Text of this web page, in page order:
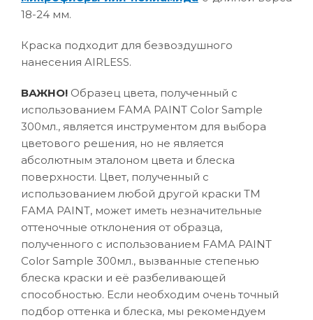
18-24 мм.
Краска подходит для безвоздушного
нанесения AIRLESS.
ВАЖНО! Образец цвета, полученный с
использованием FAMA PAINT Color Sample
300мл., является инструментом для выбора
цветового решения, но не является
абсолютным эталоном цвета и блеска
поверхности. Цвет, полученный с
использованием любой другой краски ТМ
FAMA PAINT, может иметь незначительные
оттеночные отклонения от образца,
полученного с использованием FAMA PAINT
Color Sample 300мл., вызванные степенью
блеска краски и её разбеливающей
способностью. Если необходим очень точный
подбор оттенка и блеска, мы рекомендуем